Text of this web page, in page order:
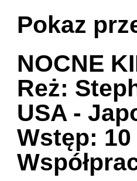
Pokaz
NOCNE
Reż:
USA -
Wstęp: